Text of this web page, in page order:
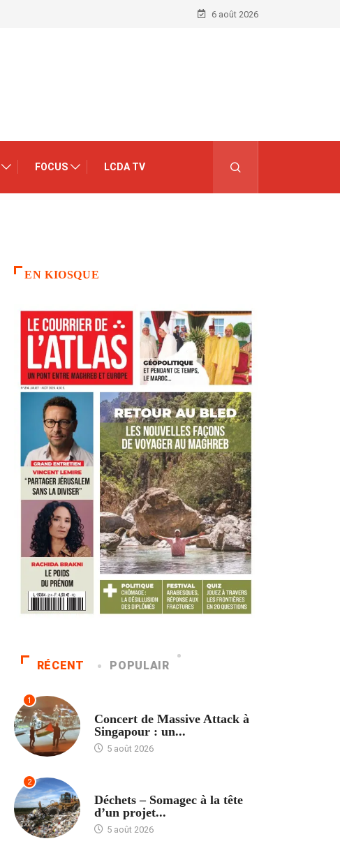
6 août 2026
FOCUS LCDA TV
EN KIOSQUE
RÉCENT POPULAIR
1
Concert de Massive Attack à
Singapour : un...
5 août 2026
2
Déchets – Somagec à la tête
d’un projet...
5 août 2026